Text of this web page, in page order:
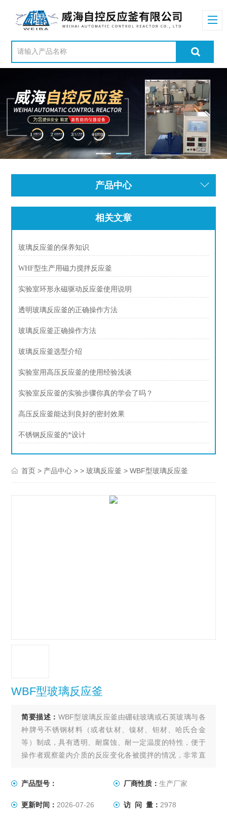
产品中心
相关文章
玻璃反应釜的保养知识
WHF型生产用磁力搅拌反应釜
实验室环形永磁驱动反应釜使用说明
透明玻璃反应釜的正确操作方法
玻璃反应釜正确操作方法
玻璃反应釜选型介绍
实验室用高压反应釜的使用经验浅谈
实验室反应釜的实验步骤你真的学会了吗？
高压反应釜能达到良好的密封效果
不锈钢反应釜的*设计
首页 > 产品中心 > >玻璃反应釜 > WBF型玻璃反应釜
WBF型玻璃反应釜
简要描述： WBF型玻璃反应釜由硼硅玻璃或石英玻璃与各
种牌号不锈钢材料（或者钛材、镍材、钽材、哈氏合金
等）制成，具有透明、耐腐蚀、耐一定温度的特性，便于
操作者观察釜内介质的反应变化各被搅拌的情况，非常直
强，无泄漏。
产品型号： 厂商性质： 生产厂家
更新时间： 2026-07-26 访 问 量： 2978